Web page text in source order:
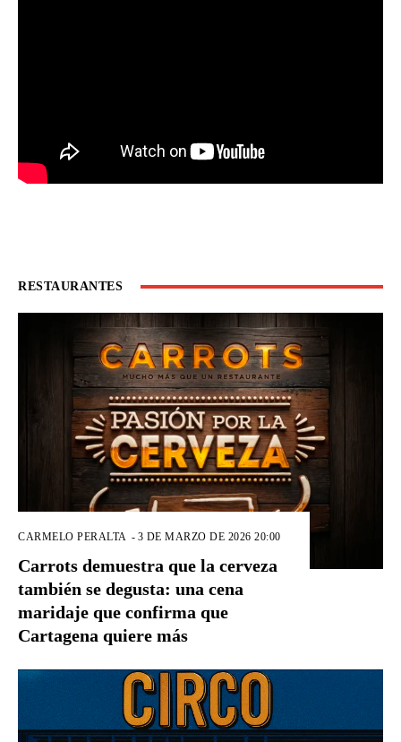
RESTAURANTES
CARMELO PERALTA - 3 DE MARZO DE 2026 20:00
Carrots demuestra que la cerveza
también se degusta: una cena
maridaje que confirma que
Cartagena quiere más